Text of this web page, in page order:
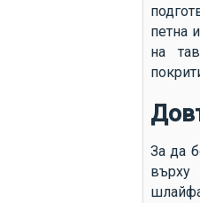
петна
на
За да
върху